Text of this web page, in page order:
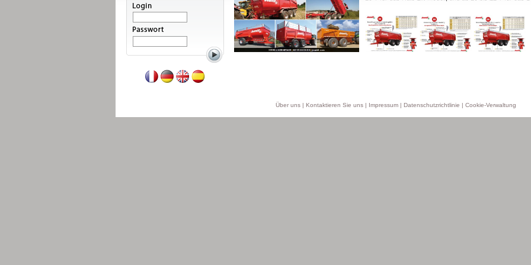
Über uns| Kontaktieren Sie uns| Impressum| Datenschutzrichtlinie | Cookie-Verwaltung